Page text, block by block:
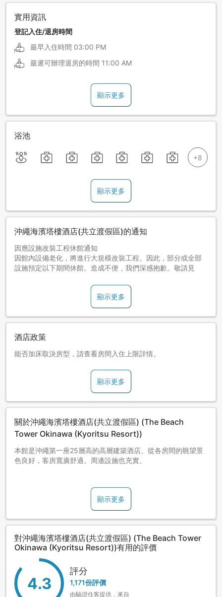
實用資訊
登記入住/退房時間
最早入住時間 03:00 PM
最遲可辦理退房的時間 11:00 AM
顯示更多
浴池
顯示更多
沖繩海濱塔樓酒店(共立渡假區)的通知
因應設施改裝工程休館通知
因館內設備老化，將進行大規模改裝工程。因此，部分或全部
設施預定以下期間休館。造成不便，我們深感抱歉。敬請見
■部分休館期間：預定2025年10月13日～2026年2月28日
上述期間，每層樓客房實施改裝工程。 未進行改裝的客房樓層
及酒店1樓大廳、餐廳、商店，酒店2樓按摩處(夢語)、宴會廳
施，且恕不事先通知。
■完全休館期間：預定2026年3月1日～2026年7月31日因進行
有孩童隨行時, 請務必照實申報預約。
【預約兒童方案時的相關說明】
兒童方案的收費標準如下：
[兒童D]適用5歲(實歲)以下的幼兒。每位大人可享1名同行不佔
床兒童免費。(不提供兒童寢具、兒童餐)。
[兒童A]適用6歲(實歲)～11歲(實歲)的兒童。提供與大人相同的
餐點、寢具。
2020年8月2日起，沖繩海濱塔樓酒店旁的溫浴設施「Terme
未確定。詳情請洽詢設施。
顯示更多
酒店政策
能否加床取決房型，請查看房間入住上限詳情。
顯示更多
關於沖繩海濱塔樓酒店(共立渡假區) (The Beach
Tower Okinawa (Kyoritsu Resort))
本館是沖繩第一座25層高的高層建築酒店。從各房間的眺望景
色良好，客房寬廣舒適。周邊設施也充實。
灘。是間適合帶小孩入住的酒店，附近有間超市，商品齊全，
全館對應Wifi無缐上網。
・如同行的孩子為2歲以下，1天提供1個「輕鬆媽媽包」。
內容包含以下4樣：
尿布5片、濕紙巾1份、奶粉400ml、嬰兒食品或嬰兒點心1個。
顯示更多
對沖繩海濱塔樓酒店(共立渡假區) (The Beach Tower
Okinawa (Kyoritsu Resort))有用的評價
4.3
評分
1,171份評價
由驗證住客提供，來自